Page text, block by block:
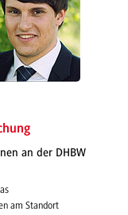
an der DHBW
am Standort